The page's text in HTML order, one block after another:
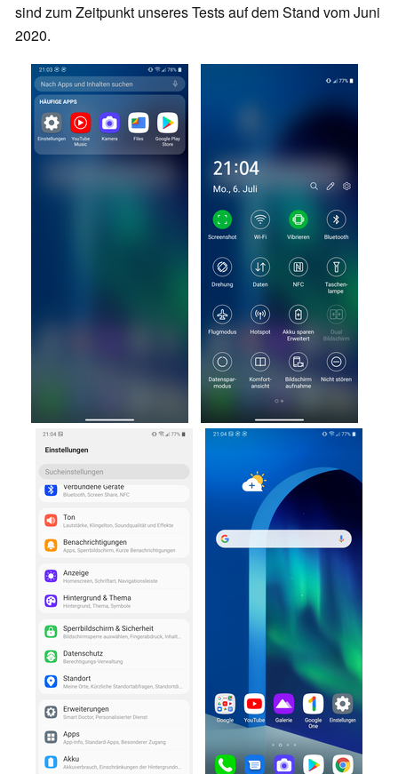
sind zum Zeitpunkt unseres Tests auf dem Stand vom Juni
2020.